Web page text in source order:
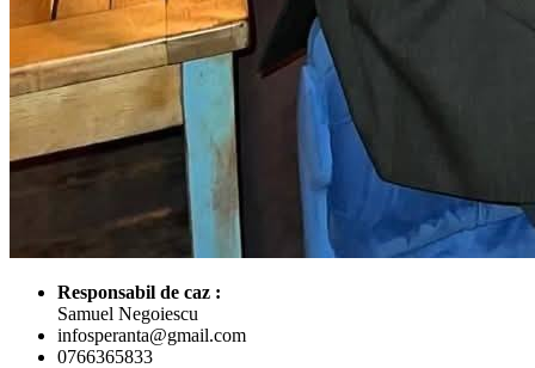
Responsabil de caz :
Samuel Negoiescu
infosperanta@gmail.com
0766365833